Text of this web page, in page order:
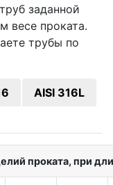
заданной
весе проката.
трубы по
AISI 316L
проката, при